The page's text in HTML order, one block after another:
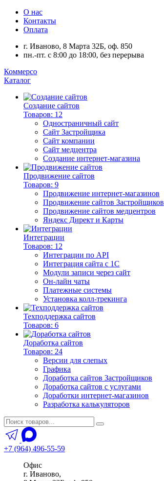
О нас
Контакты
Оплата
г. Иваново, 8 Марта 32Б, оф. 850
пн.-пт. с 8:00 до 18:00, без перерыва
Коммерсо
Каталог
Создание сайтов
Товаров: 12
Одностраничный сайт
Сайт Застройщика
Сайт компании
Сайт медцентра
Создание интернет-магазина
Продвижение сайтов
Товаров: 9
Продвижение интернет-магазинов
Продвижение сайтов Застройщиков
Продвижение сайтов медцентров
Яндекс Директ и Карты
Интеграции
Товаров: 12
Интеграции по API
Интеграция сайта с 1С
Модули записи через сайт
Он-лайн чаты
Платежные системы
Установка колл-трекинга
Техподдержка сайтов
Товаров: 6
Доработка сайтов
Товаров: 24
Версии для слепых
Графика
Доработка сайтов Застройщиков
Доработка сайтов с услугами
Доработки интернет-магазинов
Разработка калькуляторов
+7 (964) 496-55-59
Офис
г. Иваново,